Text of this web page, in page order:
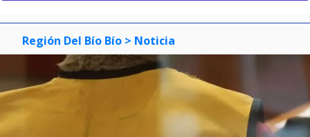
Región Del Bío Bío > Noticia